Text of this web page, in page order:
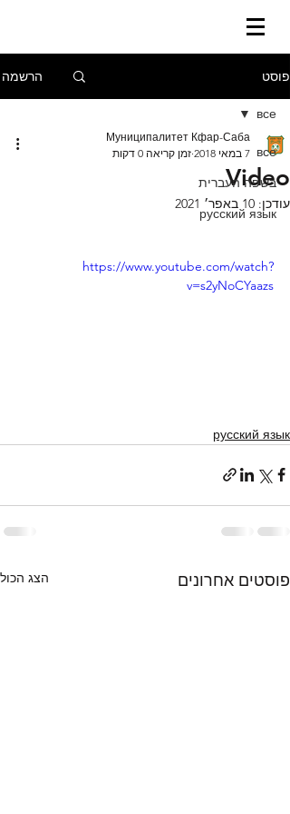
פוסט הרשמה
все
בשפה העברית
русский язык
все
Video
Муниципалитет Кфар-Саба
7 במאי 2018
זמן קריאה 0 דקות
עודכן: 10 באפר׳ 2021
https://www.youtube.com/watch?
v=s2yNoCYaazs
русский язык
פוסטים אחרונים הצג הכול